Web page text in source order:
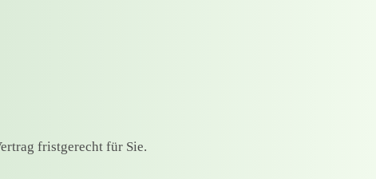
fristgerecht für Sie.